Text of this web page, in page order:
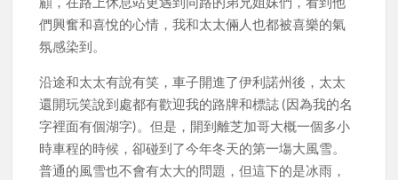
們興奮和喜悅的心情，我和太太倆人也都被喜樂的氣
氛感染到。
沿途和太太有說有笑，車子開進了伊利諾州後，太太
還開玩笑說到處都有歡迎我的路牌和標誌 (因為我的名
字裡面有個湖字)。但是，開到離芝加哥大概一個多小
時車程的時候，卻碰到了今年冬天的第一塲大風雪。
普通的風雪也不會有太大的問題，但這下的是冰雨，